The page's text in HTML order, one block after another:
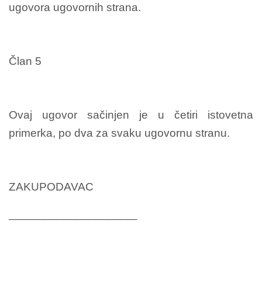
ugovora ugovornih strana.
Član 5
Ovaj ugovor sačinjen je u četiri istovetna
primerka, po dva za svaku ugovornu stranu.